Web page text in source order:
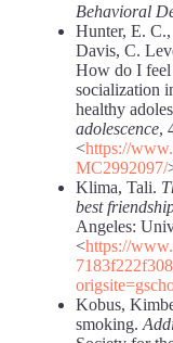
Behavioral
Hunter, E.
Davis, C.
How do I feel
socialization
healthy
adolescence,
<https://
MC2992097/
Klima, Tali.
best
Angeles:
<https://
Kobus,
smoking.